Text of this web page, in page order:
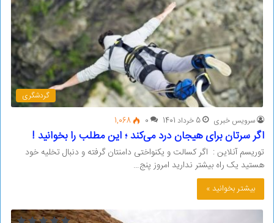
گردشگری
سرویس خبری 5 خرداد 1401 0
1,068
اگر سرتان برای هیجان درد می‌کند ؛ این مطلب را بخوانید !
توریسم آنلاین : اگر کسالت و یکنواختی دامنتان گرفته و دنبال تخلیه خود
هستید یک راه بیشتر ندارید امروز پنج…
بیشتر بخوانید »